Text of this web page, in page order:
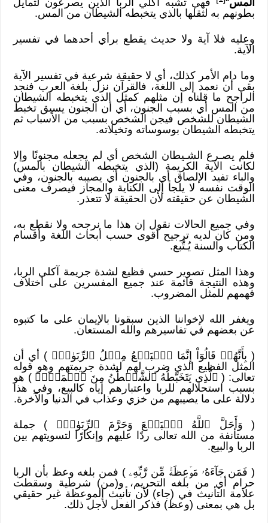
بطونهم به لثقلها بالذي يتخبطه الشيطان من المس.
وعليه فلا آية ولا حديث يقطع برأي أحدهما في تفسير
الآية.
وما دام الأمر كذلك، أي لا حقيقة شرعية في تفسير الآية
بقي أن نعمد إلى اللغة، فالقرآن نزل بلغة العرب فنجد
الراجح ما قلناه إن مثلهم كمثل الذي يتخبطه الشيطان
من المس أي بسبب الجنون، أي أن الجنون يسبق تخبط
الشيطان للشخص فيجن الشخص بسبب من الأسباب ثم
يتخبطه الشيطان بوسوساته وتخيلاته.
فلم يصـرع الشـيطان الشخص أي لم يجعله مجنونًا وإلا
لكانت الآية الكريمة (الذي يتخبطه الشيطان بالمس)
والباء تفيد الإلصاق أي بالجنون أي يصيبه بالجنون، وفي
الوقت نفسه لا يلجأ إلى الكناية والمجاز فيصرف معنى
الشيطان عن حقيقته لأن الحقيقة لا تتعذر.
وفي جميع الحالات نقول إن هذا ما نرجحه ولا نقطع به،
ومن كان لديه ترجيح أقوى حسب أبحاث اللغة وأقسام
الكتاب والسنة يُـتَّبع.
وهذا المثل تصوير حسي فظيع لشدة جريمة آكلي الربا،
وهذه النتيجة قائمة عند جميع المفسرين على اختلاف
فهمهم للمثل المضروب.
ويغفر الله لإخواننا الذين سبقونا بالإيمان على ما كتبوه
عن بعضهم في تفاسيرهم والله المستعان.
( بِأَنَّهُمۡ قَالُوٓاْ إِنَّمَا ٱلۡبَيۡعُ مِثۡلُ ٱلرِّبَوٰاْۗ ) أي أن
المثل الفظيع الذي ضرب لهم لشدة جريمتهم وهو قوله
تعالى: ( ٱلَّذِي يَتَخَبَّطُهُ ٱلشَّيۡطَٰنُ مِنَ ٱلۡمَسِّۚ ) هو
بسبب استحلالهم للربا واعتبارهم إياه كالبيع، وفي هذا
دلالة على ما يصيبهم من خزي وعذاب في الدنيا والآخرة.
( وَأَحَلَّ ٱللَّهُ ٱلۡبَيۡعَ وَحَرَّمَ ٱلرِّبَوٰاْۚ ) جملة
مستأنفة من الله تعالى ردًا عليهم وإنكارًا لتسويتهم بين
الربا والبيع.
( فَمَن جَآءَهُۥ مَوۡعِظَةٞ مِّن رَّبِّهِۦ ) فمن بلغه وعظ بأن الربا
حرام أي من بلغه التحريم، و(من) شرطية وسقطت
علامة التأنيث في (جاء) لأن تأنيث الموعظة غير حقيقي
بل هي بمعنى (وعظ) فذكر الفعل لأجل ذلك.